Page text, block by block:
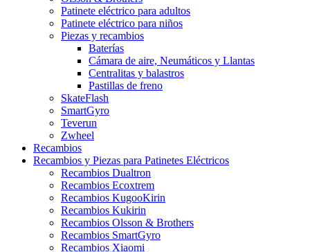
Patinete eléctrico para adultos
Patinete eléctrico para niños
Piezas y recambios
Baterías
Cámara de aire, Neumáticos y Llantas
Centralitas y balastros
Pastillas de freno
SkateFlash
SmartGyro
Teverun
Zwheel
Recambios
Recambios y Piezas para Patinetes Eléctricos
Recambios Dualtron
Recambios Ecoxtrem
Recambios KugooKirin
Recambios Kukirin
Recambios Olsson & Brothers
Recambios SmartGyro
Recambios Xiaomi